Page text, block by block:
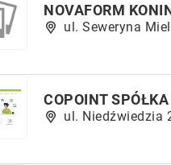
NOVAFORM
ul. Seweryna
COPOINT
ul. Niedźwiedzia